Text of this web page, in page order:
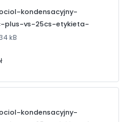
kondensacyjny-
plus-vs-25cs-etykieta-
kB
kondensacyjny-